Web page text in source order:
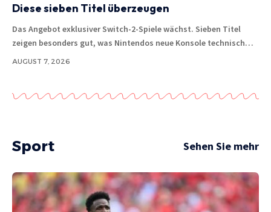
Diese sieben Titel überzeugen
Das Angebot exklusiver Switch-2-Spiele wächst. Sieben Titel
zeigen besonders gut, was Nintendos neue Konsole technisch…
AUGUST 7, 2026
Sport Sehen Sie mehr